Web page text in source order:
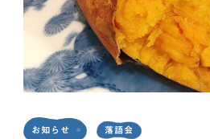
お知らせ 落語会